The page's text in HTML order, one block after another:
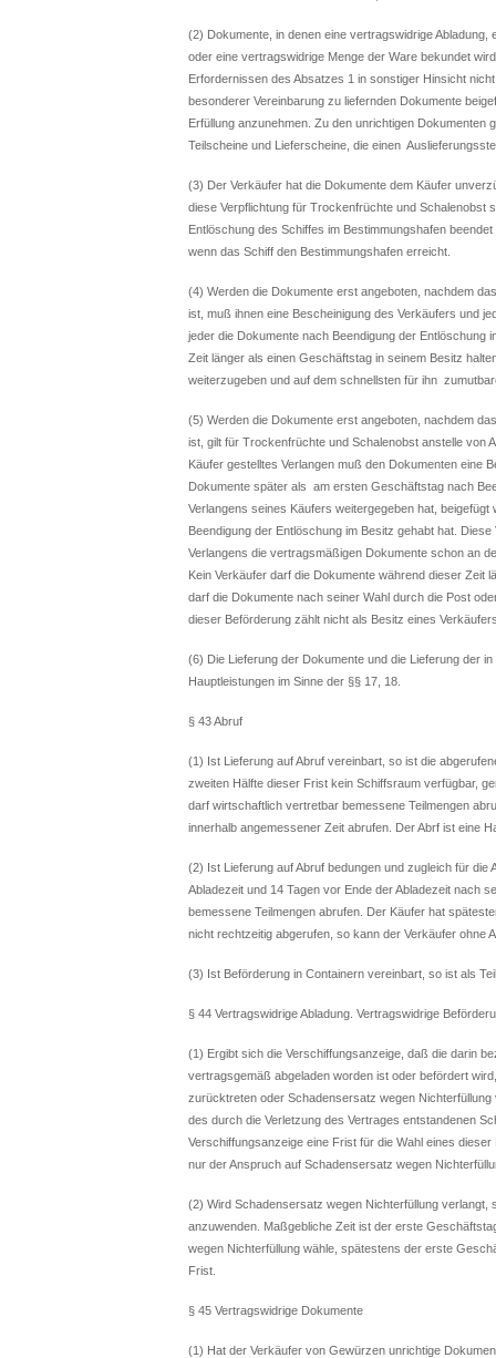
(2) Dokumente, in denen eine vertragswidrige
oder eine vertragswidrige Menge der Ware bekundet
Erfordernissen des Absatzes 1 in sonstiger Hinsicht
besonderer Vereinbarung zu liefernden Dokumente
Erfüllung anzunehmen. Zu den unrichtigen
Teilscheine und Lieferscheine, die einen
(3) Der Verkäufer hat die Dokumente dem Käufer
diese Verpflichtung für Trockenfrüchte und Schalenobst
Entlöschung des Schiffes im Bestimmungshafen
wenn das Schiff den Bestimmungshafen erreicht.
(4) Werden die Dokumente erst angeboten, nachdem
ist, muß ihnen eine Bescheinigung des Verkäufers und
jeder die Dokumente nach Beendigung der Entlöschung
Zeit länger als einen Geschäftstag in seinem Besitz
weiterzugeben und auf dem schnellsten für ihn
(5) Werden die Dokumente erst angeboten, nachdem
ist, gilt für Trockenfrüchte und Schalenobst anstelle von
Käufer gestelltes Verlangen muß den Dokumenten eine
Dokumente später als am ersten Geschäftstag nach
Verlangens seines Käufers weitergegeben hat,
Beendigung der Entlöschung im Besitz gehabt hat.
Verlangens die vertragsmäßigen Dokumente schon an
Kein Verkäufer darf die Dokumente während dieser Zeit
darf die Dokumente nach seiner Wahl durch die Post
dieser Beförderung zählt nicht als Besitz eines
(6) Die Lieferung der Dokumente und die Lieferung der
Hauptleistungen im Sinne der §§ 17, 18.
§ 43 Abruf
(1) Ist Lieferung auf Abruf vereinbart, so ist die
zweiten Hälfte dieser Frist kein Schiffsraum verfügbar,
darf wirtschaftlich vertretbar bemessene Teilmengen
innerhalb angemessener Zeit abrufen. Der Abrf ist eine
(2) Ist Lieferung auf Abruf bedungen und zugleich für
Abladezeit und 14 Tagen vor Ende der Abladezeit nach
bemessene Teilmengen abrufen. Der Käufer hat
nicht rechtzeitig abgerufen, so kann der Verkäufer ohne
(3) Ist Beförderung in Containern vereinbart, so ist als
§ 44 Vertragswidrige Abladung. Vertragswidrige
(1) Ergibt sich die Verschiffungsanzeige, daß die darin
vertragsgemäß abgeladen worden ist oder befördert
zurücktreten oder Schadensersatz wegen
des durch die Verletzung des Vertrages entstandenen
Verschiffungsanzeige eine Frist für die Wahl eines
nur der Anspruch auf Schadensersatz wegen
(2) Wird Schadensersatz wegen Nichterfüllung
anzuwenden. Maßgebliche Zeit ist der erste
wegen Nichterfüllung wähle, spätestens der erste
Frist.
§ 45 Vertragswidrige Dokumente
(1) Hat der Verkäufer von Gewürzen unrichtige